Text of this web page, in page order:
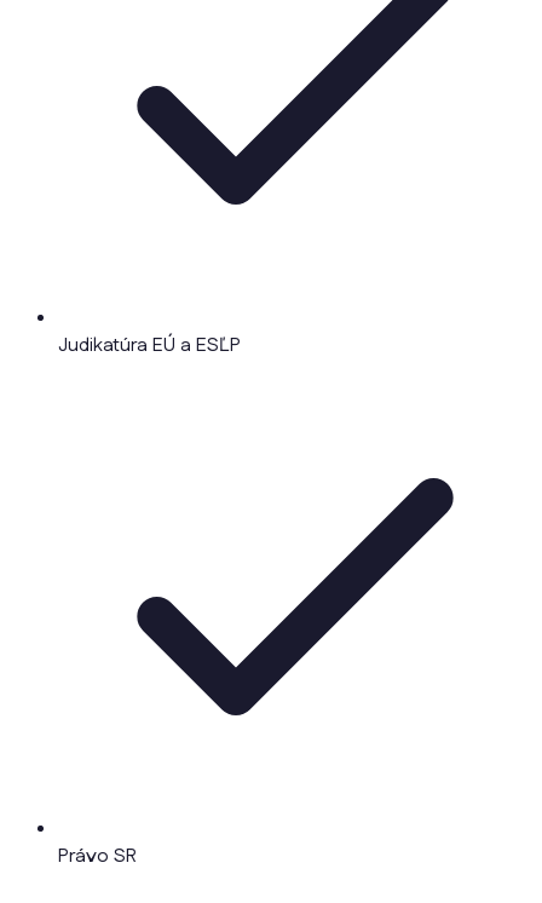
Judikatúra EÚ a ESĽP
Právo SR